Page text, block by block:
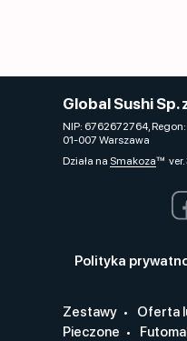
Global Sushi Sp.
NIP: 6762672764,
01-007 Warszawa
Działa na Smakozaver.
Polityka
Zestawy Oferta
Pieczone